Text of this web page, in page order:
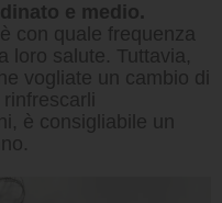
e medio.
con quale frequenza
loro salute. Tuttavia,
vogliate un cambio di
è consigliabile un